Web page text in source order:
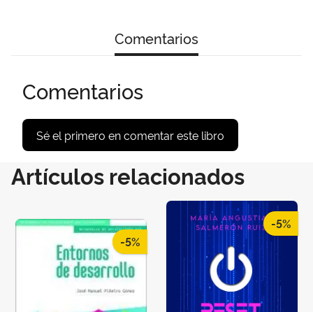
Comentarios
Comentarios
Sé el primero en comentar este libro
Artículos relacionados
-5%
-5%